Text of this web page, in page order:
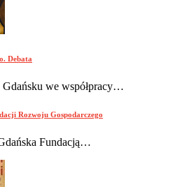
Debata
we współpracy…
Rozwoju Gospodarczego
Fundacją…